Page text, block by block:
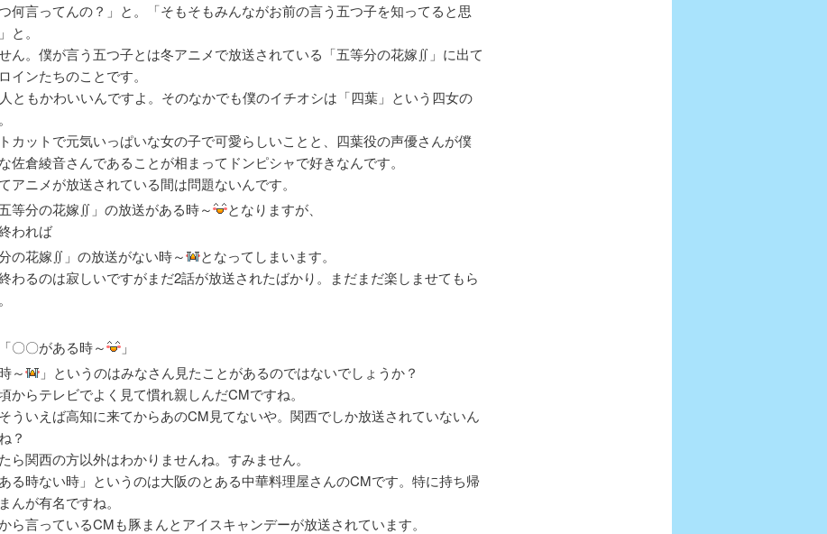
つ何言ってんの？」と。「そもそもみんながお前の言う五つ子を知ってると思
と。
ん。僕が言う五つ子とは冬アニメで放送されている「五等分の花嫁∬」に出て
インたちのことです。
ともかわいいんですよ。そのなかでも僕のイチオシは「四葉」という四女の
カットで元気いっぱいな女の子で可愛らしいことと、四葉役の声優さんが僕
佐倉綾音さんであることが相まってドンピシャで好きなんです。
アニメが放送されている間は問題ないんです。
等分の花嫁∬」の放送がある時～
となりますが、
われば
分の花嫁∬」の放送がない時～
となってしまいます。
わるのは寂しいですがまだ2話が放送されたばかり。まだまだ楽しませてもら
〇〇がある時～
」
～
」というのはみなさん見たことがあるのではないでしょうか？
からテレビでよく見て慣れ親しんだCMですね。
ういえば高知に来てからあのCM見てないや。関西でしか放送されていないん
？
ら関西の方以外はわかりませんね。すみません。
る時ない時」というのは大阪のとある中華料理屋さんのCMです。特に持ち帰
んが有名ですね。
ら言っているCMも豚まんとアイスキャンデーが放送されています。